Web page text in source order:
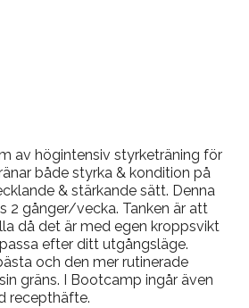
av högintensiv styrketräning för
både styrka & kondition på
& stärkande sätt. Denna
2 gånger/vecka. Tanken är att
då det är med egen kroppsvikt
efter ditt utgångsläge.
och den mer rutinerade
gräns. I Bootcamp ingår även
recepthäfte.